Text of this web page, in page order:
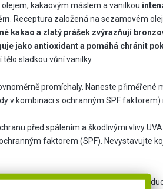
kakaovým máslem a vanilkou
. Receptura založená na sezamovém
kakao a zlatý prášek zvýrazňují
jako antioxidant a pomáhá chránit
sladkou vůní vanilky.
promíchaly. Naneste přiměřené
v kombinaci s ochranným SPF faktorem)
před spálením a škodlivými vlivy UVA
faktorem (SPF). Nevystavujte
portálu CPNP (Cosmetic